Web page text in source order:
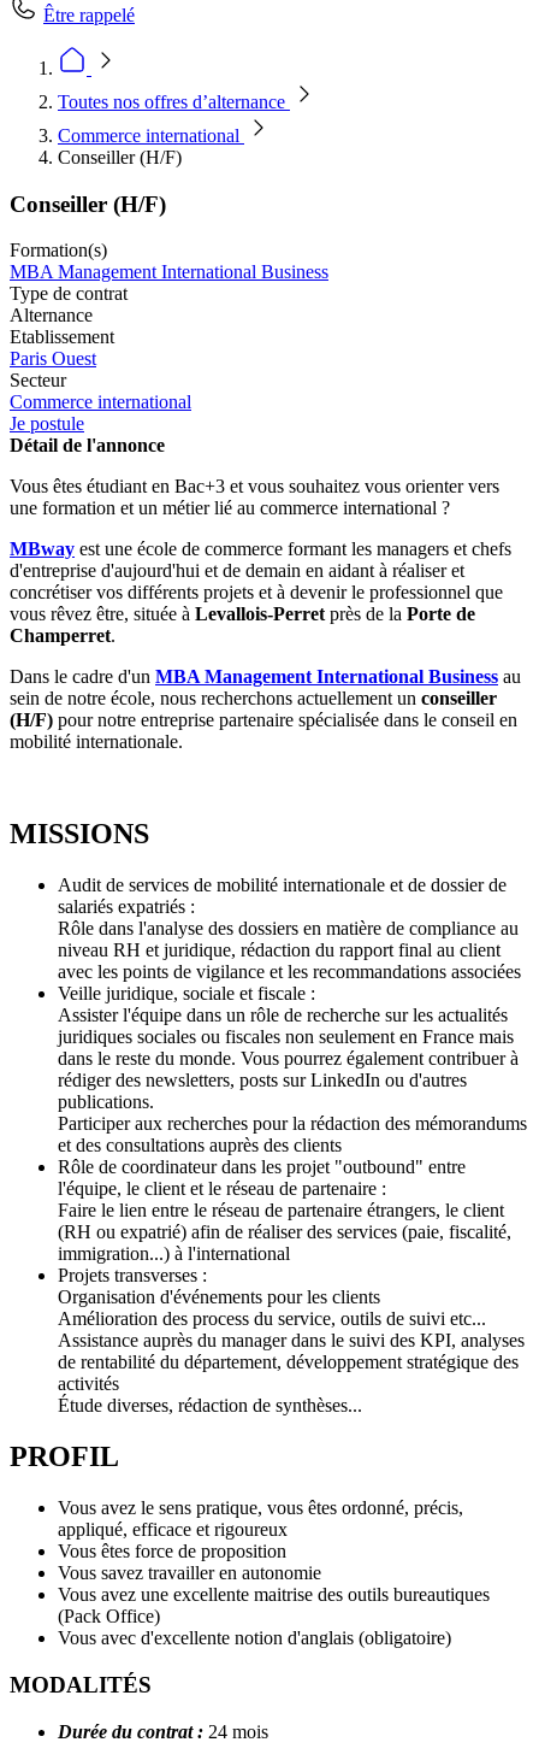
Être rappelé
Toutes nos offres d’alternance
Commerce international
Conseiller (H/F)
Conseiller (H/F)
Formation(s)
MBA Management International Business
Type de contrat
Alternance
Etablissement
Paris Ouest
Secteur
Commerce international
Je postule
Détail de l'annonce
Vous êtes étudiant en Bac+3 et vous souhaitez vous orienter vers
une formation et un métier lié au commerce international ?
MBway est une école de commerce formant les managers et chefs
d'entreprise d'aujourd'hui et de demain en aidant à réaliser et
concrétiser vos différents projets et à devenir le professionnel que
vous rêvez être, située à Levallois-Perretprès de la Porte de
Champerret.
Dans le cadre d'un MBA Management International Business au
sein de notre école, nous recherchons actuellement un conseiller
(H/F) pour notre entreprise partenaire spécialisée dans le conseil en
mobilité internationale.
MISSIONS
Audit de services de mobilité internationale et de dossier de
salariés expatriés :
Rôle dans l'analyse des dossiers en matière de compliance au
niveau RH et juridique, rédaction du rapport final au client
avec les points de vigilance et les recommandations associées
Veille juridique, sociale et fiscale :
Assister l'équipe dans un rôle de recherche sur les actualités
juridiques sociales ou fiscales non seulement en France mais
dans le reste du monde. Vous pourrez également contribuer à
rédiger des newsletters, posts sur LinkedIn ou d'autres
publications.
Participer aux recherches pour la rédaction des mémorandums
et des consultations auprès des clients
Rôle de coordinateur dans les projet "outbound" entre
l'équipe, le client et le réseau de partenaire :
Faire le lien entre le réseau de partenaire étrangers, le client
(RH ou expatrié) afin de réaliser des services (paie, fiscalité,
immigration...) à l'international
Projets transverses :
Organisation d'événements pour les clients
Amélioration des process du service, outils de suivi etc...
Assistance auprès du manager dans le suivi des KPI, analyses
de rentabilité du département, développement stratégique des
activités
Étude diverses, rédaction de synthèses...
PROFIL
Vous avez le sens pratique, vous êtes ordonné, précis,
appliqué, efficace et rigoureux
Vous êtes force de proposition
Vous savez travailler en autonomie
Vous avez une excellente maitrise des outils bureautiques
(Pack Office)
Vous avec d'excellente notion d'anglais (obligatoire)
MODALITÉS
Durée du contrat : 24 mois